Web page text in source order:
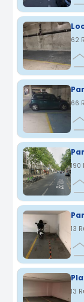
62
66
190
13
13